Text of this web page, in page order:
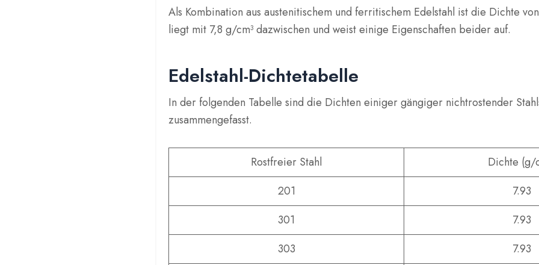
Als Kombination aus austenitischem und ferritischem Edelstahl ist die Dichte von
liegt mit 7,8 g/cm³ dazwischen und weist einige Eigenschaften beider auf.
Edelstahl-Dichtetabelle
In der folgenden Tabelle sind die Dichten einiger gängiger nichtrostender
zusammengefasst.
Rostfreier Stahl
Dichte (g/
201
7.93
301
7.93
303
7.93